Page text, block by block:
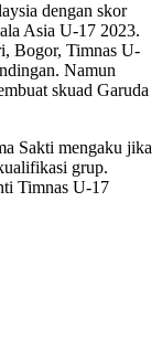
dengan skor
Asia U-17 2023.
Bogor, Timnas U-
Namun
skuad Garuda
Sakti mengaku jika
grup.
Timnas U-17